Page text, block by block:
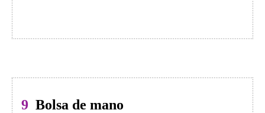
Bolsa de mano
9